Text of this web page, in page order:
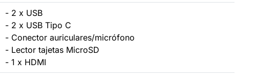
- 2 x USB
- 2 x USB Tipo C
- Conector auriculares/micrófono
- Lector tajetas MicroSD
- 1 x HDMI